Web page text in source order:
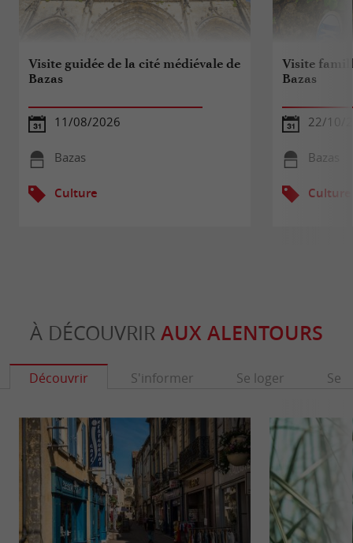
Visite guidée de la cité médiévale de
Bazas
11/08/2026
Bazas
Culture
Visite
Bazas
22/10/
Bazas
Culture
À DÉCOUVRIR AUX ALENTOURS
Découvrir S'informer Se loger Se